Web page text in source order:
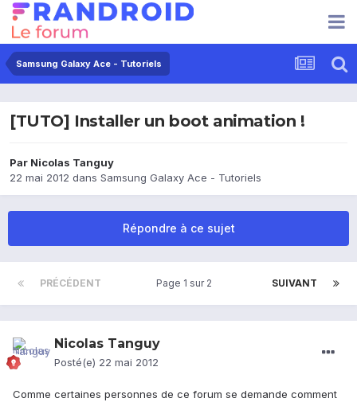
Samsung Galaxy Ace - Tutoriels
[TUTO] Installer un boot animation !
Par Nicolas Tanguy
22 mai 2012 dans Samsung Galaxy Ace - Tutoriels
Répondre à ce sujet
PRÉCÉDENT SUIVANT
Page 1 sur 2
Nicolas Tanguy
Posté(e) 22 mai 2012
Comme certaines personnes de ce forum se demande comment